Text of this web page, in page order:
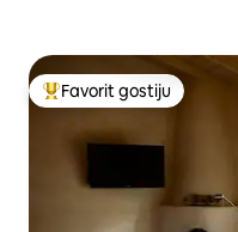
Glavni favorit gostiju
Favorit gostiju